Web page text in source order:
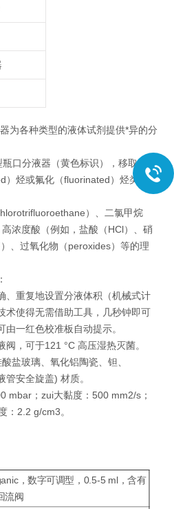
为各种类型的液体试剂提供*异的分
口分液器（黄色标识），移取有机
）烃或氟化（fluorinated）烃类
）、二氯甲烷
浓度酸（例如，盐酸（HCl）、硝
、过氧化物（peroxides）等的理
、重复地设置分液体积（机械式计
术使得无需借助工具，几秒钟即可
一红色校准板自动提示。
，可于121 °C 高压湿热灭菌。
盐玻璃、氧化铝陶瓷、钽、
管安全旋盖) 材质。
mbar；zui大黏度：500 mm2/s；
：2.2 g/cm3。
，数字可调型，0.5-5 ml，含有
流阀